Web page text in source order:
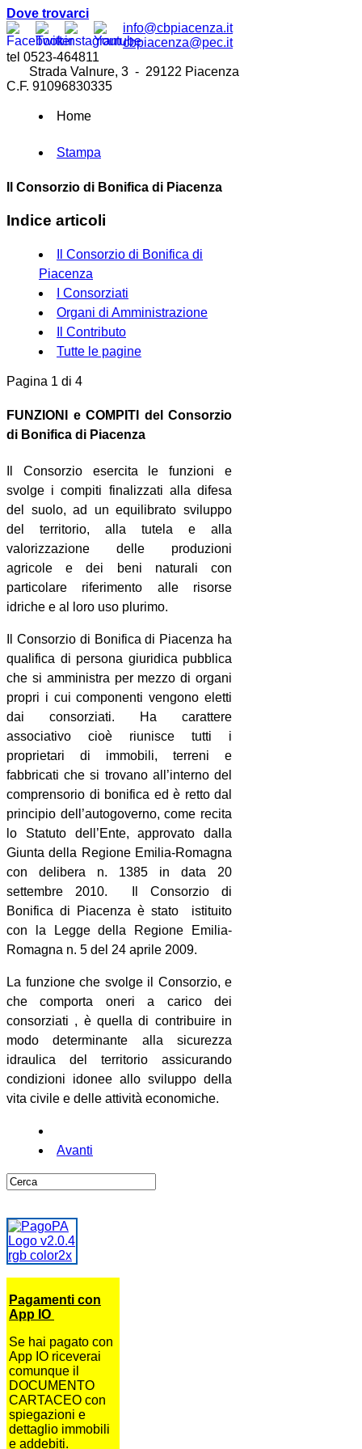
Dove trovarci
info@cbpiacenza.it
cbpiacenza@pec.it
tel 0523-464811
Strada Valnure, 3 - 29122 Piacenza
C.F. 91096830335
Home
Stampa
Il Consorzio di Bonifica di Piacenza
Indice articoli
Il Consorzio di Bonifica di
Piacenza
I Consorziati
Organi di Amministrazione
Il Contributo
Tutte le pagine
Pagina 1 di 4
FUNZIONI e COMPITI del Consorzio
di Bonifica di Piacenza
Il Consorzio esercita le funzioni e
svolge i compiti finalizzati alla difesa
del suolo, ad un equilibrato sviluppo
del territorio, alla tutela e alla
valorizzazione delle produzioni
agricole e dei beni naturali con
particolare riferimento alle risorse
idriche e al loro uso plurimo.
Il Consorzio di Bonifica di Piacenza ha
qualifica di persona giuridica pubblica
che si amministra per mezzo di organi
propri i cui componenti vengono eletti
dai consorziati. Hacarattere
associativo cioè riunisce tutti i
proprietari di immobili, terreni e
fabbricati che si trovano all’interno del
comprensorio di bonifica ed è retto dal
principio dell’autogoverno, come recita
lo Statuto dell’Ente,approvato dalla
Giunta della Regione Emilia-Romagna
con delibera n. 1385 in data 20
settembre 2010. Il Consorzio di
Bonifica di Piacenza è stato istituito
con la Legge della Regione Emilia-
Romagna n. 5 del 24 aprile 2009.
La funzione che svolge il Consorzio, e
che comporta oneri a carico dei
consorziati , è quella di contribuire in
modo determinante alla sicurezza
idraulica del territorio assicurando
condizioni idonee allo sviluppo della
vita civile e delle attività economiche.
Avanti
Pagamenti con
App IO
Se hai pagato con
App IO riceverai
comunque il
DOCUMENTO
CARTACEO con
spiegazioni e
dettaglio immobili
e addebiti.